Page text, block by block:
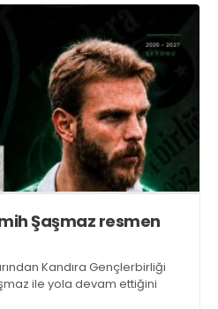
Şaşmaz resmen
Kandıra Gençlerbirliği
ile yola devam ettiğini